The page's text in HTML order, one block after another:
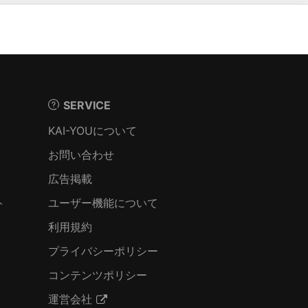
SERVICE
KAI-YOUについて
お問い合わせ
広告掲載
ユーザー機能について
利用規約
プライバシーポリシー
コンテンツポリシー
運営会社